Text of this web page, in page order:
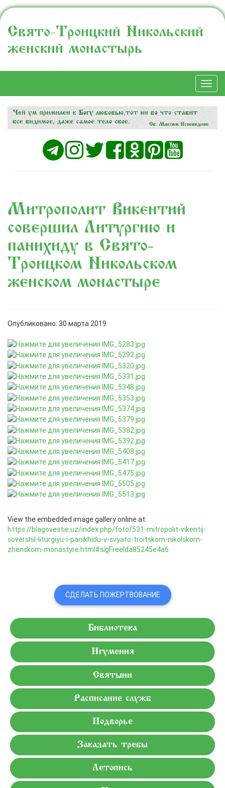
Свято-Троицкий Никольский
женский монастырь
Митрополит Викентий
совершил Литургию и
панихиду в Свято-
Троицком Никольском
женском монастыре
Опубликовано: 30 марта 2019
View the embedded image gallery online at:
https://blagovestie.uz/index.php/foto/531-mitropolit-vikentij-
sovershil-liturgiyu-i-panikhidu-v-svyato-troitskom-nikolskom-
zhenskom-monastyre.html#sigFreeIda85245e4a6
СДЕЛАТЬ ПОЖЕРТВОВАНИЕ
Библиотека
Игумения
Святыни
Расписание служб
Подворье
Заказать требы
Летопись